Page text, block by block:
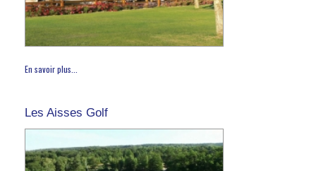
En savoir plus...
Les Aisses Golf